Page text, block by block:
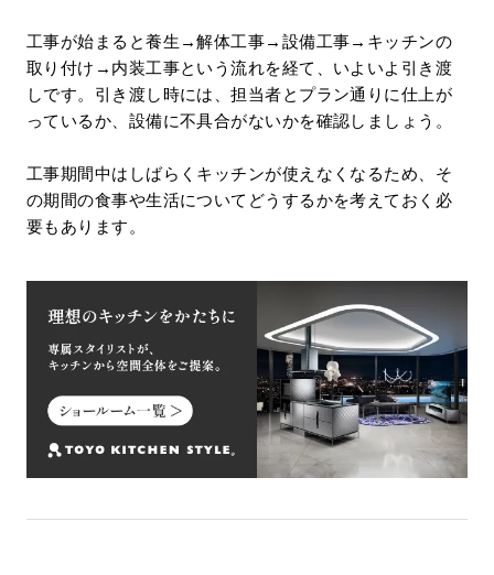
工事が始まると養生→解体工事→設備工事→キッチンの
取り付け→内装工事という流れを経て、いよいよ引き渡
しです。引き渡し時には、担当者とプラン通りに仕上が
っているか、設備に不具合がないかを確認しましょう。
工事期間中はしばらくキッチンが使えなくなるため、そ
の期間の食事や生活についてどうするかを考えておく必
要もあります。